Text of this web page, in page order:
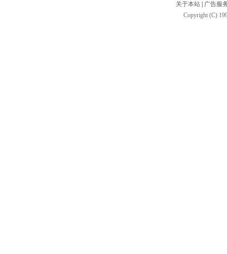
关于本站
广告服
Copyright (C)